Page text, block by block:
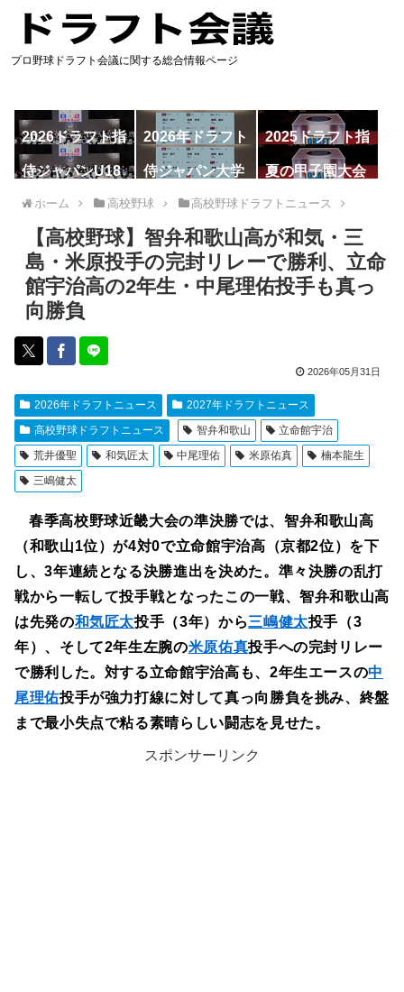
プロ野球ドラフト会議に関する総合情報ページ
2026ドラフト指
名予想
2026年ドラフト
候補
2025ドラフト指
名一覧
侍ジャパンU18
代表
侍ジャパン大学
代表
夏の甲子園大会
ホーム 高校野球 高校野球ドラフトニュース
【高校野球】智弁和歌山高が和気・三
島・米原投手の完封リレーで勝利、立命
館宇治高の2年生・中尾理佑投手も真っ
向勝負
2026年05月31日
2026年ドラフトニュース
2027年ドラフトニュース
高校野球ドラフトニュース
智弁和歌山
立命館宇治
荒井優聖
和気匠太 中尾理佑 米原佑真
楠本龍生
三嶋健太
春季高校野球近畿大会の準決勝では、智弁和歌山高
（和歌山1位）が4対0で立命館宇治高（京都2位）を下
し、3年連続となる決勝進出を決めた。準々決勝の乱打
戦から一転して投手戦となったこの一戦、智弁和歌山高
は先発の和気匠太投手（3年）から三嶋健太投手（3
年）、そして2年生左腕の米原佑真投手への完封リレー
で勝利した。対する立命館宇治高も、2年生エースの中
尾理佑投手が強力打線に対して真っ向勝負を挑み、終盤
まで最小失点で粘る素晴らしい闘志を見せた。
スポンサーリンク